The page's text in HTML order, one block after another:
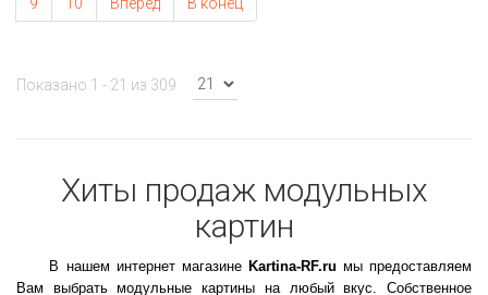
Показано 1 - 21 из 309
Хиты продаж модульных
картин
В нашем интернет магазине Kartina-RF.ru мы предоставляем
Вам выбрать модульные картины на любый вкус. Собственное